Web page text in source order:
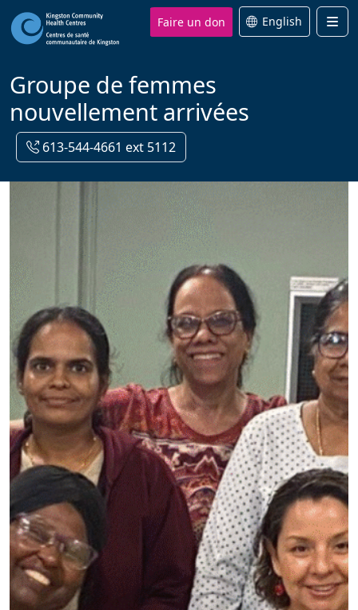
Faire un don English
Groupe de femmes
nouvellement arrivées
613-544-4661 ext 5112